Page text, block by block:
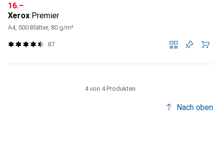
CHF
16.–
Xerox Premier
A4, 500 Blätter, 80 g/m²
87
4 von 4 Produkten
Nach oben